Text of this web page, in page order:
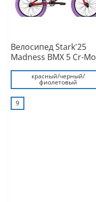
Велосипед Stark'25
Madness BMX 5 Cr-Mo
красный/черный/
фиолетовый
9